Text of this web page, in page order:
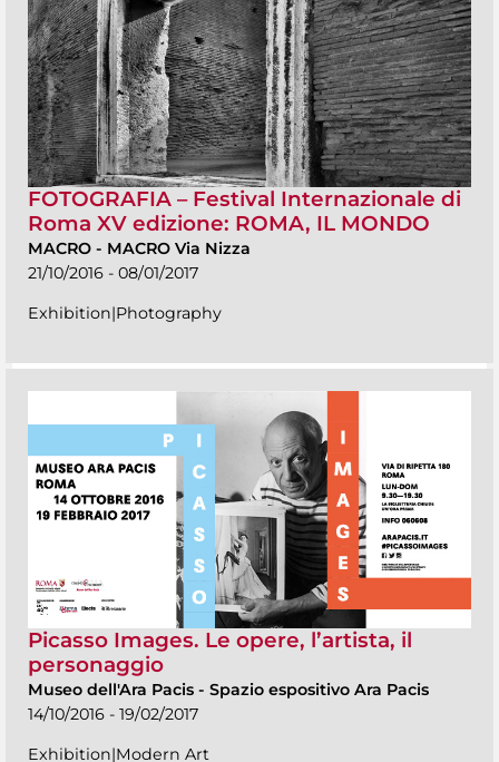
FOTOGRAFIA – Festival Internazionale di
Roma XV edizione: ROMA, IL MONDO
MACRO - MACRO Via Nizza
21/10/2016 - 08/01/2017
Exhibition|Photography
Picasso Images. Le opere, l’artista, il
personaggio
Museo dell'Ara Pacis - Spazio espositivo Ara Pacis
14/10/2016 - 19/02/2017
Exhibition|Modern Art